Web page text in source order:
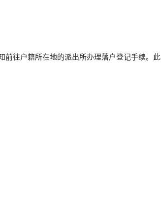
前往户籍所在地的派出所办理落户登记手续。此